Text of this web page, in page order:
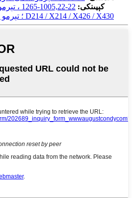
كېيىنكى:
22-
ئۇلىنىشى .25mm ؛ تېرمو پادىشاھى D214 / X214 / X426 / X430